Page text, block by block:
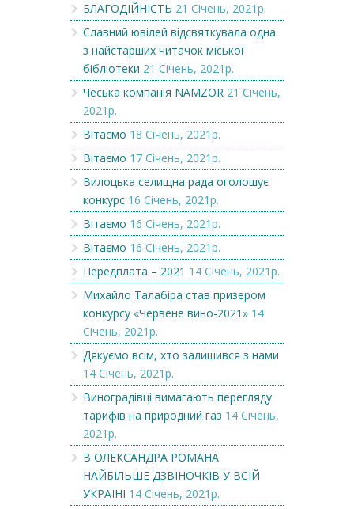
БЛАГОДІЙНІСТЬ 21 Січень, 2021р.
Славний ювілей відсвяткувала одна
з найстарших читачок міської
бібліотеки 21 Січень, 2021р.
Чеська компанія NAMZOR 21 Січень,
2021р.
Вітаємо 18 Січень, 2021р.
Вітаємо 17 Січень, 2021р.
Вилоцька селищна рада оголошує
конкурс 16 Січень, 2021р.
Вітаємо 16 Січень, 2021р.
Вітаємо 16 Січень, 2021р.
Передплата – 2021 14 Січень, 2021р.
Михайло Талабіра став призером
конкурсу «Червене вино-2021» 14
Січень, 2021р.
Дякуємо всім, хто залишився з нами
14 Січень, 2021р.
Виноградівці вимагають перегляду
тарифів на природний газ 14 Січень,
2021р.
В ОЛЕКСАНДРА РОМАНА
НАЙБІЛЬШЕ ДЗВІНОЧКІВ У ВСІЙ
УКРАЇНІ 14 Січень, 2021р.